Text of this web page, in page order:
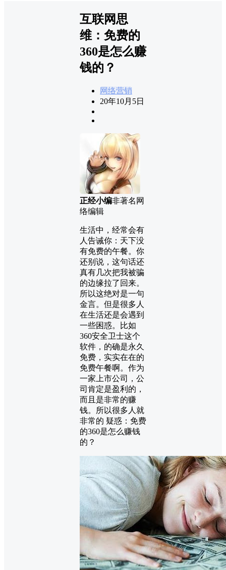
互联网思
维：免费的
360是怎么赚
钱的？
网络营销
20年10月5日
正经小编非著名网
络编辑
生活中，经常会有
人告诫你：天下没
有免费的午餐。你
还别说，这句话还
真有几次把我被骗
的边缘拉了回来。
所以这绝对是一句
金言。但是很多人
在生活还是会遇到
一些困惑。比如
360安全卫士这个
软件，的确是永久
免费，实实在在的
免费午餐啊。作为
一家上市公司，公
司肯定是盈利的，
而且是非常的赚
钱。所以很多人就
非常的 疑惑：免费
的360是怎么赚钱
的？